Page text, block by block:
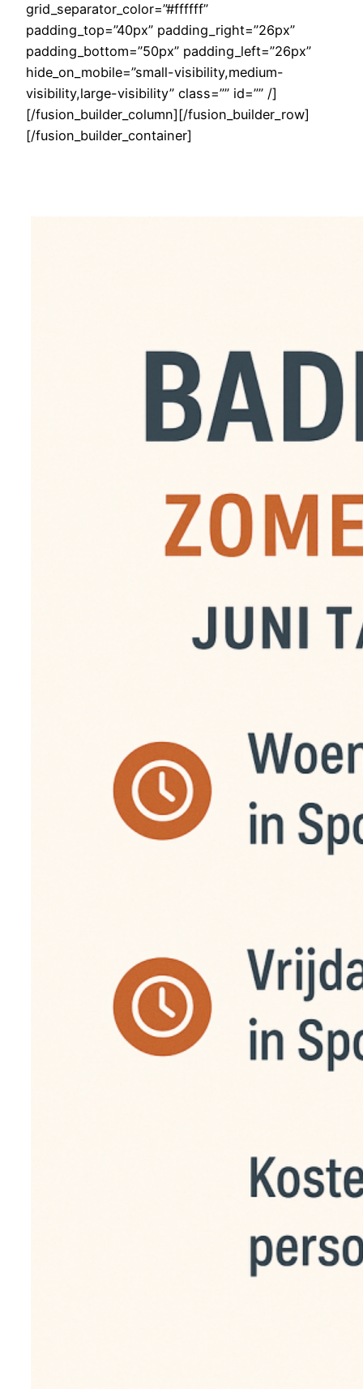
grid_separator_color=”#ffffff”
padding_top=”40px” padding_right=”26px”
padding_bottom=”50px” padding_left=”26px”
hide_on_mobile=”small-visibility,medium-
visibility,large-visibility” class=”” id=”” /]
[/fusion_builder_column][/fusion_builder_row]
[/fusion_builder_container]